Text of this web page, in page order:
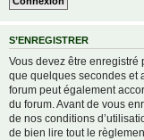
S’ENREGISTRER
Vous devez être enregistré
que quelques secondes et
forum peut également
du forum. Avant de vous
de nos conditions
de bien lire tout le